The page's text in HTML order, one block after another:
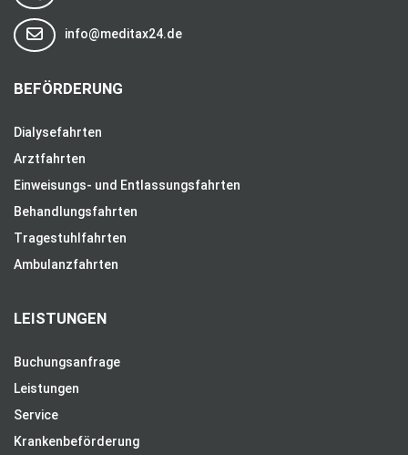
info@meditax24.de
BEFÖRDERUNG
Dialysefahrten
Arztfahrten
Einweisungs- und Entlassungsfahrten
Behandlungsfahrten
Tragestuhlfahrten
Ambulanzfahrten
LEISTUNGEN
Buchungsanfrage
Leistungen
Service
Krankenbeförderung